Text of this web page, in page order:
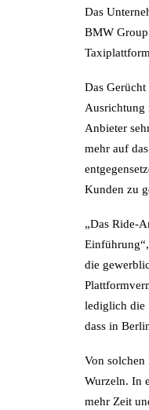
Das
BMW
Das
Ausrichtung
Anbieter
mehr auf
Kunden zu
„Das Ride-
die
lediglich die
dass in
Von solchen
Wurzeln. In
mehr Zeit